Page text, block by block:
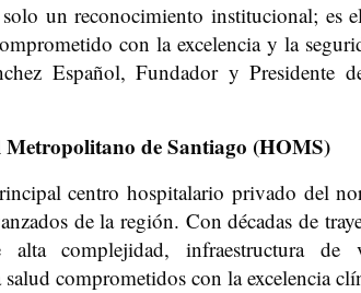
un reconocimiento institucional; es
con la excelencia y la
Español, Fundador y Presidente
Metropolitano de Santiago (HOMS)
centro hospitalario privado del
de la región. Con décadas de
alta complejidad, infraestructura
salud comprometidos con la excelencia